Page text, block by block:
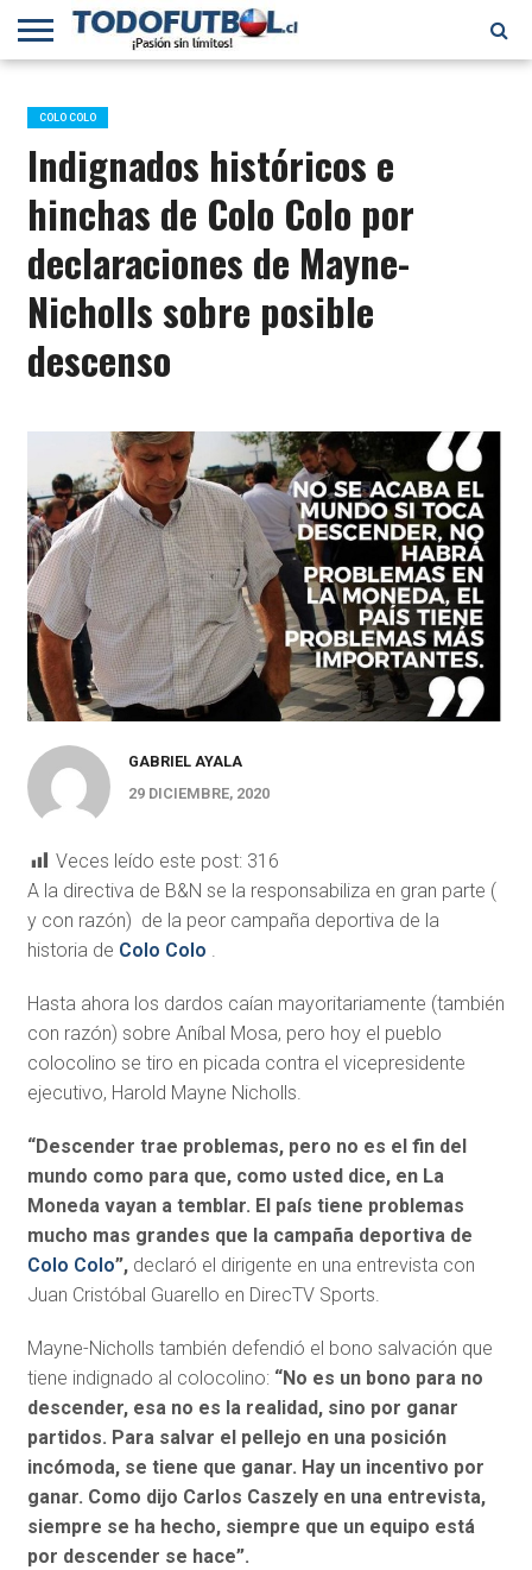
PRIMERA
B
SELECCIÓN
CHILENA
CHILENOS
EN EL
MUNDO
FÚTBOL
INTERNACIONAL
COLO COLO
Indignados históricos e
hinchas de Colo Colo por
declaraciones de Mayne-
Nicholls sobre posible
descenso
GABRIEL AYALA
29 DICIEMBRE, 2020
Veces leído este post: 316
A la directiva de B&N se la responsabiliza en gran parte (
y con razón) de la peor campaña deportiva de la
historia de Colo Colo .
Hasta ahora los dardos caían mayoritariamente (también
con razón) sobre Aníbal Mosa, pero hoy el pueblo
colocolino se tiro en picada contra el vicepresidente
ejecutivo, Harold Mayne Nicholls.
“Descender trae problemas, pero no es el fin del
mundo como para que, como usted dice, en La
Moneda vayan a temblar. El país tiene problemas
mucho mas grandes que la campaña deportiva de
Colo Colo”, declaró el dirigente en una entrevista con
Juan Cristóbal Guarello en DirecTV Sports.
Mayne-Nicholls también defendió el bono salvación que
tiene indignado al colocolino: “No es un bono para no
descender, esa no es la realidad, sino por ganar
partidos. Para salvar el pellejo en una posición
incómoda, se tiene que ganar. Hay un incentivo por
ganar. Como dijo Carlos Caszely en una entrevista,
siempre se ha hecho, siempre que un equipo está
por descender se hace”.